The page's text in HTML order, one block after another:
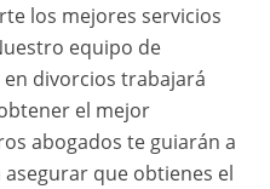
los mejores servicios
equipo de
divorcios trabajará
el mejor
abogados te guiarán a
que obtienes el